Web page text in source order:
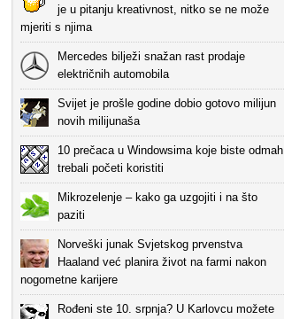
je u pitanju kreativnost, nitko se ne može
mjeriti s njima
Mercedes bilježi snažan rast prodaje
električnih automobila
Svijet je prošle godine dobio gotovo milijun
novih milijunaša
10 prečaca u Windowsima koje biste odmah
trebali početi koristiti
Mikrozelenje – kako ga uzgojiti i na što
paziti
Norveški junak Svjetskog prvenstva
Haaland već planira život na farmi nakon
nogometne karijere
Rođeni ste 10. srpnja? U Karlovcu možete